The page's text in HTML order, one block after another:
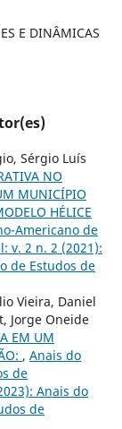
E DINÂMICAS
Sérgio Luís
NO
MUNICÍPIO
HÉLICE
Americano de
v. 2 n. 2 (2021):
de Estudos de
Vieira, Daniel
Jorge Oneide
EM UM
, Anais do
de
Anais do
de